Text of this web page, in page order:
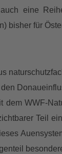
eine
bisher für
WWF-
Teil